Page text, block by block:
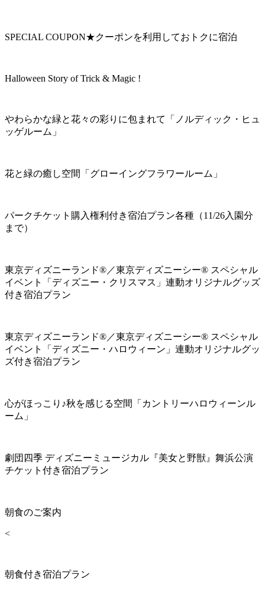
SPECIAL COUPON★クーポンを利用しておトクに宿泊
Halloween Story of Trick & Magic !
やわらかな緑と花々の彩りに包まれて「ノルディック・ヒュ
ッゲルーム」
花と緑の癒し空間「グローイングフラワールーム」
パークチケット購入権利付き宿泊プラン各種（11/26入園分
まで）
東京ディズニーランド®／東京ディズニーシー® スペシャル
イベント「ディズニー・クリスマス」連動オリジナルグッズ
付き宿泊プラン
東京ディズニーランド®／東京ディズニーシー® スペシャル
イベント「ディズニー・ハロウィーン」連動オリジナルグッ
ズ付き宿泊プラン
心がほっこり♪秋を感じる空間「カントリーハロウィーンル
ーム」
劇団四季 ディズニーミュージカル『美女と野獣』舞浜公演
チケット付き宿泊プラン
朝食のご案内
<
朝食付き宿泊プラン